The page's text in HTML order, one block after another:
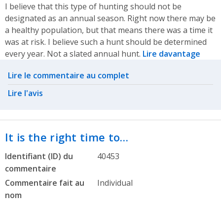
I believe that this type of hunting should not be
designated as an annual season. Right now there may be
a healthy population, but that means there was a time it
was at risk. I believe such a hunt should be determined
every year. Not a slated annual hunt. Lire davantage
Related actions
Lire le commentaire au complet
Lire l'avis
It is the right time to…
Identifiant (ID) du
commentaire
40453
Commentaire fait au
nom
Individual